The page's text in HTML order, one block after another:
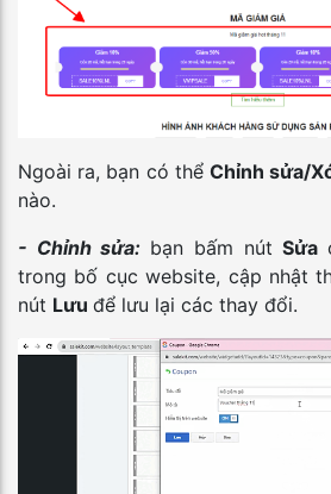
Ngoài ra, bạn có thể Chỉnh sửa/
nào.
- Chỉnh sửa: bạn bấm nútSửa
trong bố cục website, cập nhật
nút Lưu để lưu lại các thay đổi.